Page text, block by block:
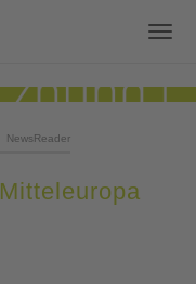
NewsReader